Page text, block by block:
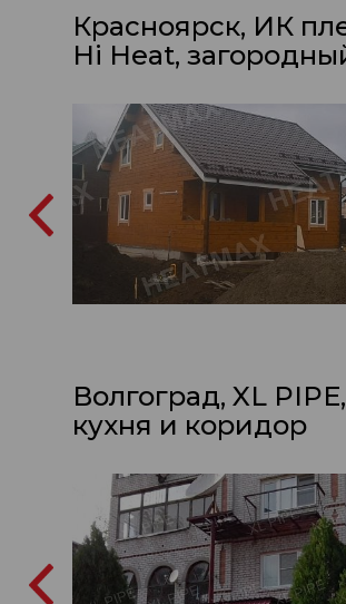
Красноярск, ИК
Hi Heat,
Волгоград, XL PIPE,
кухня и коридор